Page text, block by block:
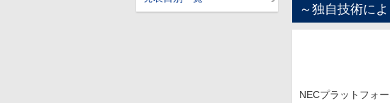
～独自技術に
NECプラットフォ